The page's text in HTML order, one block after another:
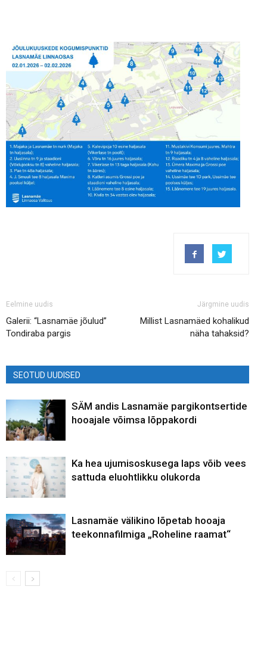
Eelmine uudis
Galerii: “Lasnamäe jõulud”
Tondiraba pargis
Järgmine uudis
Millist Lasnamäed kohalikud
näha tahaksid?
SEOTUD UUDISED
SÄM andis Lasnamäe pargikontsertide
hooajale võimsa lõppakordi
Ka hea ujumisoskusega laps võib vees
sattuda eluohtlikku olukorda
Lasnamäe välikino lõpetab hooaja
teekonnafilmiga „Roheline raamat“